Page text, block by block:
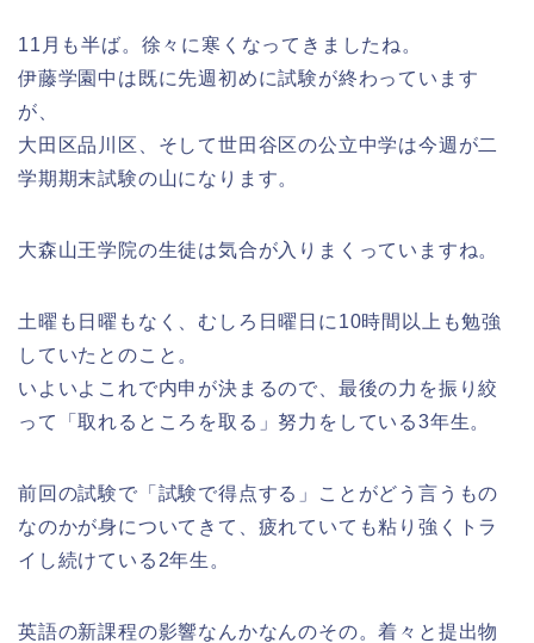
11月も半ば。徐々に寒くなってきましたね。
伊藤学園中は既に先週初めに試験が終わっています
が、
大田区品川区、そして世田谷区の公立中学は今週が二
学期期末試験の山になります。
大森山王学院の生徒は気合が入りまくっていますね。
土曜も日曜もなく、むしろ日曜日に10時間以上も勉強
していたとのこと。
いよいよこれで内申が決まるので、最後の力を振り絞
って「取れるところを取る」努力をしている3年生。
前回の試験で「試験で得点する」ことがどう言うもの
なのかが身についてきて、疲れていても粘り強くトラ
イし続けている2年生。
英語の新課程の影響なんかなんのその。着々と提出物